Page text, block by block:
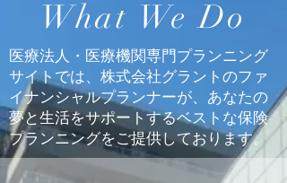
What We Do
医療法人・医療機関専門プランニング
サイトでは、株式会社グラントのファ
イナンシャルプランナーが、あなたの
夢と生活をサポートするベストな保険
プランニングをご提供しております。